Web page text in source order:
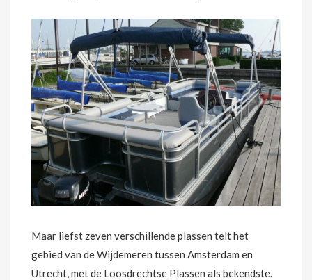
Maar liefst zeven verschillende plassen telt het
gebied van de Wijdemeren tussen Amsterdam en
Utrecht, met de Loosdrechtse Plassen als bekendste.